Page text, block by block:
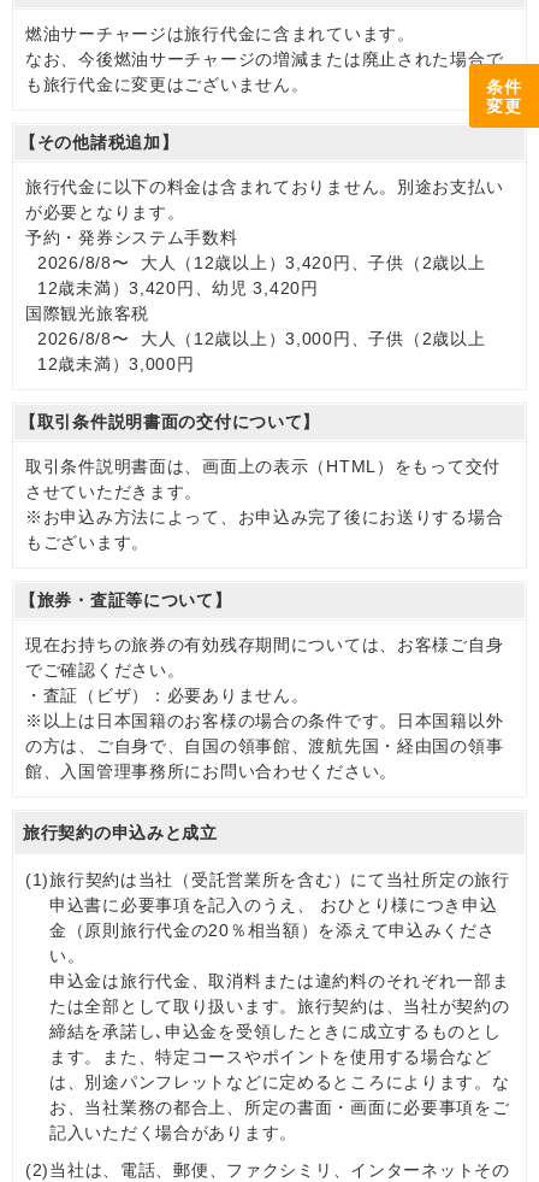
条件
変更
燃油サーチャージは旅行代金に含まれています。
なお、今後燃油サーチャージの増減または廃止された場合で
も旅行代金に変更はございません。
【その他諸税追加】
旅行代金に以下の料金は含まれておりません。別途お支払い
が必要となります。
予約・発券システム手数料
2026/8/8〜 大人（12歳以上）3,420円、子供（2歳以上
12歳未満）3,420円、幼児 3,420円
国際観光旅客税
2026/8/8〜 大人（12歳以上）3,000円、子供（2歳以上
12歳未満）3,000円
【取引条件説明書面の交付について】
取引条件説明書面は、画面上の表示（HTML）をもって交付
させていただきます。
※お申込み方法によって、お申込み完了後にお送りする場合
もございます。
【旅券・査証等について】
現在お持ちの旅券の有効残存期間については、お客様ご自身
でご確認ください。
・査証（ビザ）：必要ありません。
※以上は日本国籍のお客様の場合の条件です。日本国籍以外
の方は、ご自身で、自国の領事館、渡航先国・経由国の領事
館、入国管理事務所にお問い合わせください。
旅行契約の申込みと成立
(1)旅行契約は当社（受託営業所を含む）にて当社所定の旅行
申込書に必要事項を記入のうえ、 おひとり様につき申込
金（原則旅行代金の20％相当額）を添えて申込みくださ
い。
申込金は旅行代金、取消料または違約料のそれぞれ一部ま
たは全部として取り扱います。旅行契約は、当社が契約の
締結を承諾し､申込金を受領したときに成立するものとし
ます。また、特定コースやポイントを使用する場合など
は、別途パンフレットなどに定めるところによります。な
お、当社業務の都合上、所定の書面・画面に必要事項をご
記入いただく場合があります。
(2)当社は、電話、郵便、ファクシミリ、インターネットその